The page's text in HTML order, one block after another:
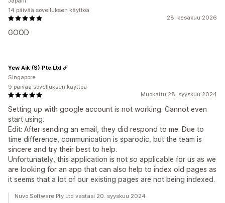
28. kesäkuu 2026
GOOD
14 päivää sovelluksen käyttöä
Muokattu 28. syyskuu 2024
Setting up with google account is not working. Cannot even
start using.
Edit: After sending an email, they did respond to me. Due to
time difference, communication is sparodic, but the team is
sincere and try their best to help.
Unfortunately, this application is not so applicable for us as we
are looking for an app that can also help to index old pages as
it seems that a lot of our existing pages are not being indexed.
Yew Aik (S) Pte Ltd
Singapore
9 päivää sovelluksen käyttöä
Nuvo Software Pty Ltd vastasi 20. syyskuu 2024